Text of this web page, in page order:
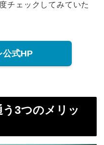
チェックしてみていた
公式HP
3つのメリッ